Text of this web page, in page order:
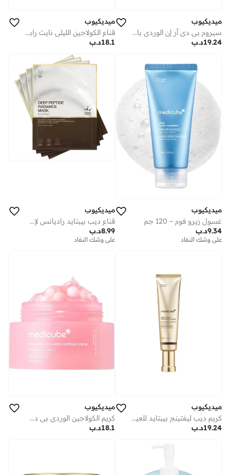
ميديكيوب
سيروم بي دي آر إن الوردي بالبيبتايد
د.ب19.24
ميديكيوب
قناع الكولاجين الليلي نايت رابينغ
د.ب18.1
ميديكيوب
غسول زيرو فوم – 120 جم
د.ب9.34
على وشك النفاد
ميديكيوب
قناع ديب بيبتايد راديانس لإشراقة البشرة – 4 قطع
د.ب8.99
على وشك النفاد
ميديكيوب
كريم ديب ليفتينج بيبتايد للعين والوجه – 30 مل
د.ب19.24
ميديكيوب
كريم الكولاجين الوردي بي دي أر إن بالكبسولات
د.ب18.1